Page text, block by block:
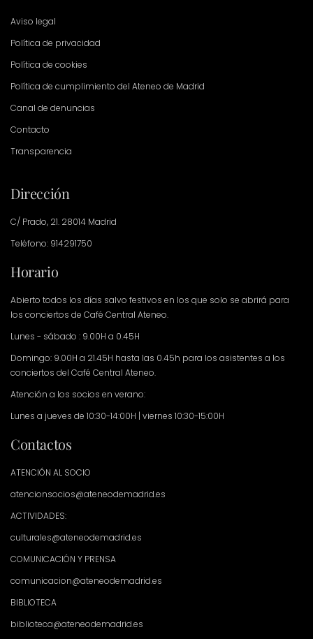
Aviso legal
Política de privacidad
Política de cookies
Política de cumplimiento del Ateneo de Madrid
Canal de denuncias
Contacto
Transparencia
Dirección
C/ Prado, 21. 28014 Madrid
Teléfono: 914291750
Horario
Abierto todos los días salvo festivos en los que solo se abrirá para
los conciertos de Café Central Ateneo.
Lunes - sábado : 9.00H a 0.45H
Domingo: 9.00H a 21.45H hasta las 0.45h para los asistentes a los
conciertos del Café Central Ateneo.
Atención a los socios en verano:
Lunes a jueves de 10:30-14:00H | viernes 10:30-15:00H
Contactos
ATENCIÓN AL SOCIO
atencionsocios@ateneodemadrid.es
ACTIVIDADES:
culturales@ateneodemadrid.es
COMUNICACIÓN Y PRENSA
comunicacion@ateneodemadrid.es
BIBLIOTECA
biblioteca@ateneodemadrid.es